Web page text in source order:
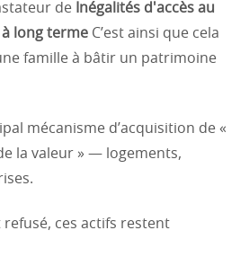
de Inégalités d'accès au
long terme C’est ainsi que cela
famille à bâtir un patrimoine
mécanisme d’acquisition de «
la valeur » — logements,
refusé, ces actifs restent